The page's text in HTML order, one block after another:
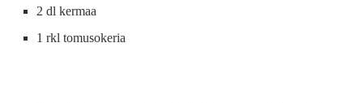
2 dl kermaa
1 rkl tomusokeria